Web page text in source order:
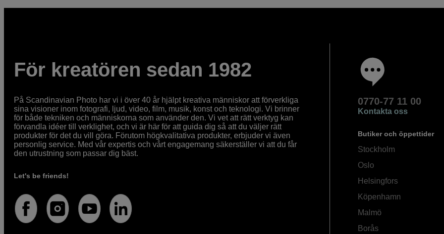
För kreatören sedan 1982
På Scandinavian Photo har vi i över 40 år hjälpt kreativa människor att förverkliga
sina visioner inom fotografi, ljud, video, film, musik, konst och teknologi. Vi brinner
för både tekniken och människorna som använder den. Vi vet att rätt verktyg kan
förvandla idéer till verklighet, och vi är här för att guida dig så att du väljer rätt
produkter för det du vill göra. Förutom högkvalitativa produkter, erbjuder vi även
personlig service. Med vår expertis och vårt engagemang säkerställer vi att du får
den utrustning som passar dig bäst.
Let's be friends!
0770-77 11 00
Kontakta oss
Butiker och öppettider
Stockholm
Oslo
Helsingfors
Köpenhamn
Malmö
Borås